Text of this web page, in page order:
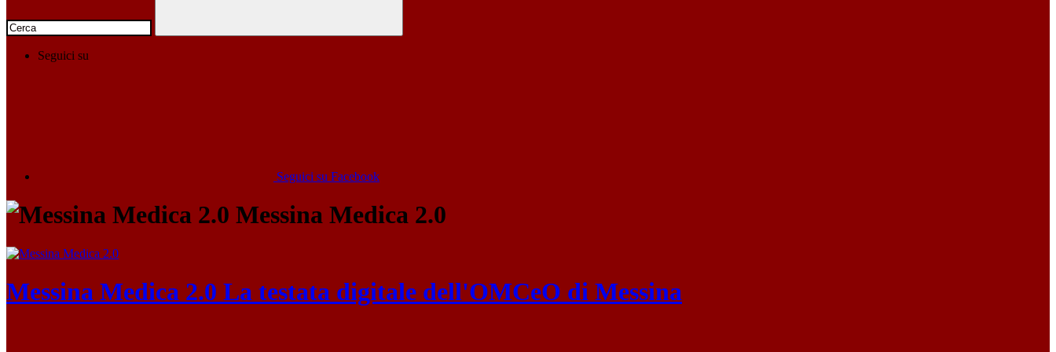
Seguici su
Seguici su Facebook
Messina Medica 2.0
Messina Medica 2.0 La testata digitale dell'OMCeO di Messina